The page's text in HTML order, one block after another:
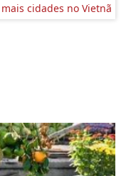
cidades no Vietnã